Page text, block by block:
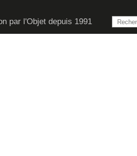
par l'Objet depuis 1991